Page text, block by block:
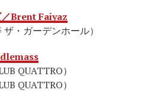
Brent Faiyaz
・ガーデンホール）
QUATTRO）
QUATTRO）